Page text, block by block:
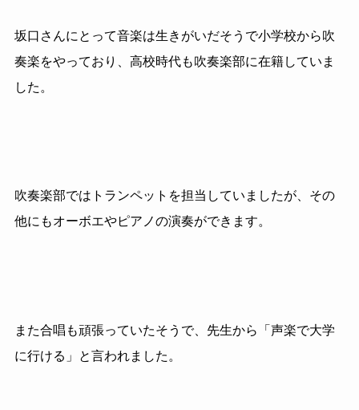
坂口さんにとって音楽は生きがいだそうで小学校から吹
奏楽をやっており、高校時代も吹奏楽部に在籍していま
した。
吹奏楽部ではトランペットを担当していましたが、その
他にもオーボエやピアノの演奏ができます。
また合唱も頑張っていたそうで、先生から「声楽で大学
に行ける」と言われました。